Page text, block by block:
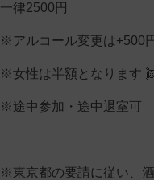
一律2500円
※アルコール変更は+500
※女性は半額となります
※途中参加・途中退室可
※東京都の要請に従い、